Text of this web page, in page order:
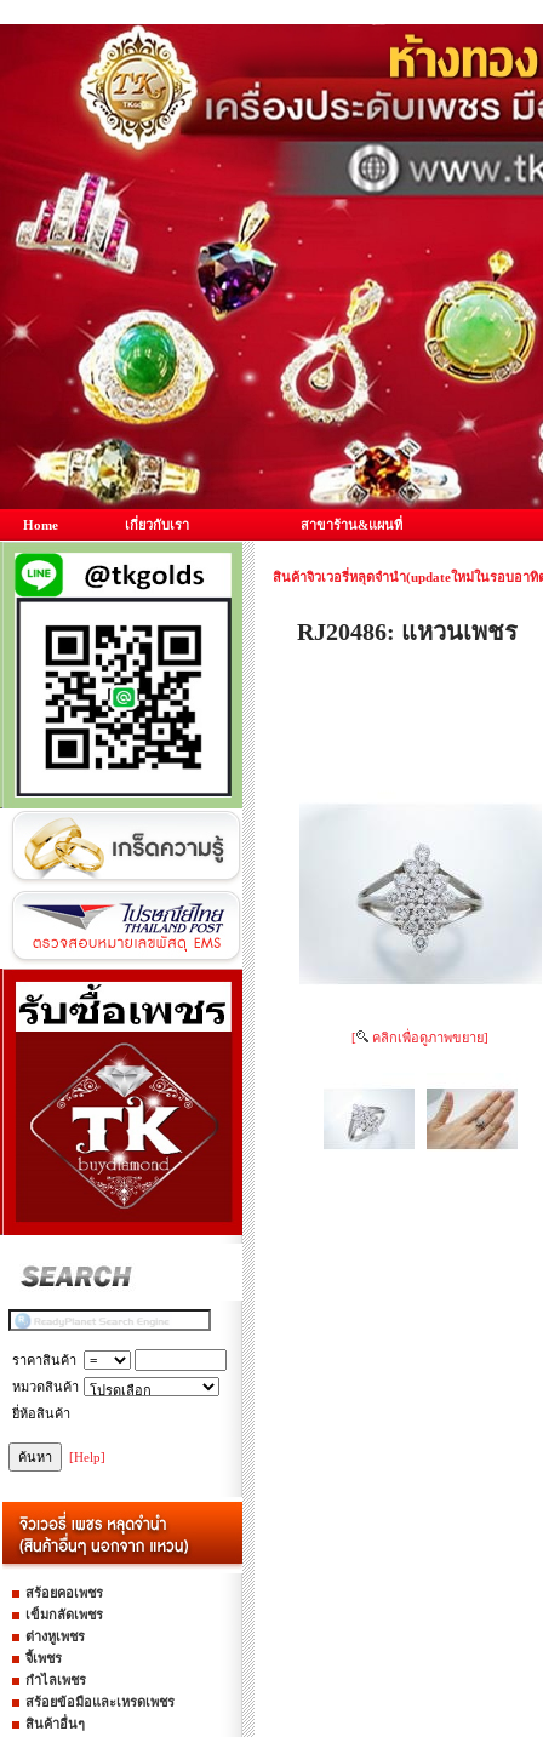
Home เกี่ยวกับเรา สาขาร้าน&แผนที่
ราคาสินค้า
หมวดสินค้า
ยี่ห้อสินค้า
[Help]
สร้อยคอเพชร
เข็มกลัดเพชร
ต่างหูเพชร
จี้เพชร
กำไลเพชร
สร้อยข้อมือและเหรดเพชร
สินค้าอื่นๆ
สินค้าจิวเวอรี่หลุดจำนำ(updateใหม่ในรอบอาทิ
RJ20486: แหวนเพชร
[ คลิกเพื่อดูภาพขยาย]